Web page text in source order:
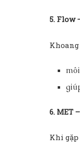
5. Flow
6. MET
Khi